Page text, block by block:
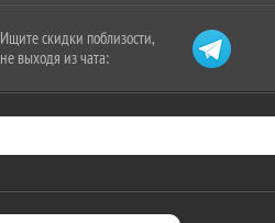
Ищите скидки поблизости,
не выходя из чата: